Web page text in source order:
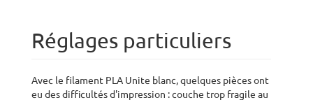
Réglages particuliers
Avec le filament PLA Unite blanc, quelques pièces ont
eu des difficultés d'impression : couche trop fragile au